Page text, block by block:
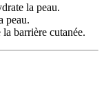
la peau.
peau.
barrière cutanée.